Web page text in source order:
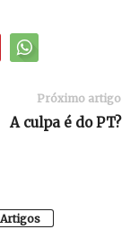
Próximo artigo
A culpa é do PT?